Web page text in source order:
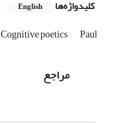
کلیدواژه‌ها English
Cognitive poetics Paul
مراجع